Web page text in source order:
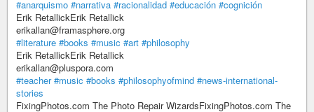
#anarquismo #narrativa #racionalidad #educación #cognición
Erik RetallickErik Retallick
erikallan@framasphere.org
#literature #books #music #art #philosophy
Erik RetallickErik Retallick
erikallan@pluspora.com
#teacher #music #books #philosophyofmind #news-international-
stories
FixingPhotos.com The Photo Repair WizardsFixingPhotos.com The